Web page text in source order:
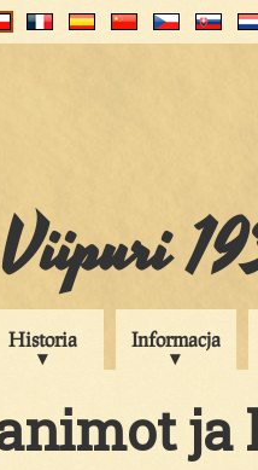
Historia Informacja
ja